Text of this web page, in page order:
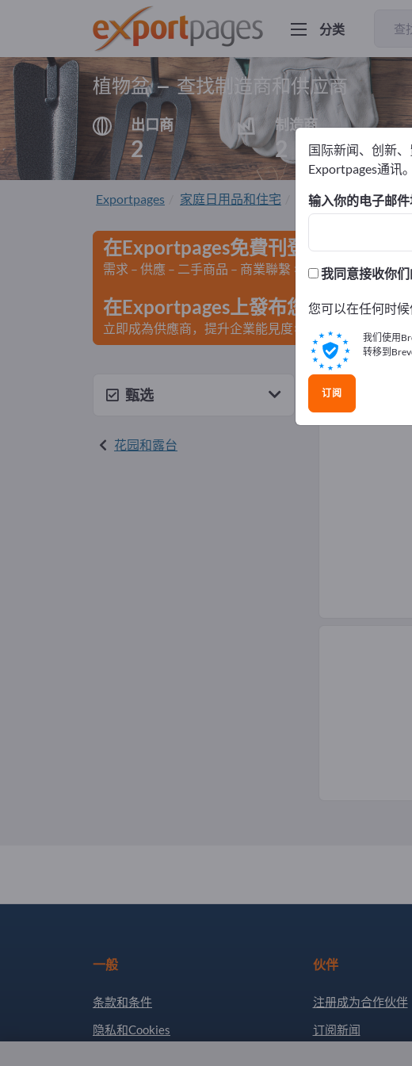
分类
植物盆 – 查找制造商和供应商
出口商
2
制造商
2
Exportpages 家庭日用品和住宅 花园和露台 植物盆
在Exportpages免費刊登廣告！
需求 – 供應 – 二手商品 – 商業聯繫 >> 由此開始
在Exportpages上發布您的公司與產
立即成為供應商，提升企業能見度>> 點此發布資訊
甄选
花园和露台
植物盆 供
一般
条款和条件
隐私和Cookies
伙伴
注册成为合作伙伴
订阅新闻
国际新闻、创新
Exportpages通讯。
输入你的电子邮件
我同意接收你们
您可以在任何时候
我们使用
转移到
订阅